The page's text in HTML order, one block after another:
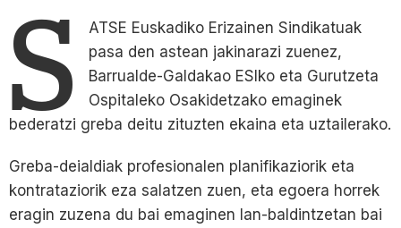
S
ATSE Euskadiko Erizainen Sindikatuak
pasa den astean jakinarazi zuenez,
Barrualde-Galdakao ESIko eta Gurutzeta
Ospitaleko Osakidetzako emaginek
bederatzi greba deitu zituzten ekaina eta uztailerako.
Greba-deialdiak profesionalen planifikaziorik eta
kontrataziorik eza salatzen zuen, eta egoera horrek
eragin zuzena du bai emaginen lan-baldintzetan bai